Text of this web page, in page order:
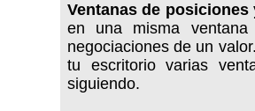
Ventanas de
en una misma
negociaciones de un
tu escritorio varias
siguiendo.